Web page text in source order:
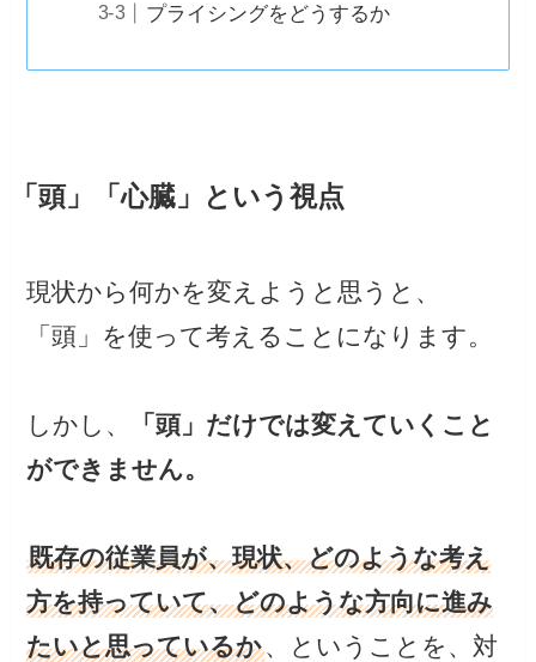
プライシングをどうするか
「頭」「心臓」という視点
現状から何かを変えようと思うと、
「頭」を使って考えることになります。
しかし、
「頭」だけでは変えていくこと
ができません。
既存の従業員が、現状、どのような考え
方を持っていて、どのような方向に進み
たいと思っているか、ということを、対